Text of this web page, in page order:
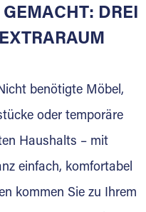
zur Miete, der
Partner
Portal neue
Partner:
DREI
benötigte Möbel,
oder temporäre
Haushalts – mit
einfach, komfortabel
kommen Sie zu Ihrem